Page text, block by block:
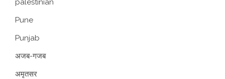
palestinian
Pune
Punjab
अजब-गजब
अमृतसर